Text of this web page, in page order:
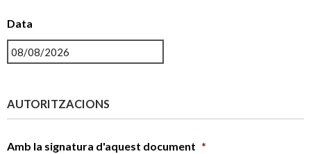
Data
AUTORITZACIONS
Amb la signatura d'aquest document *